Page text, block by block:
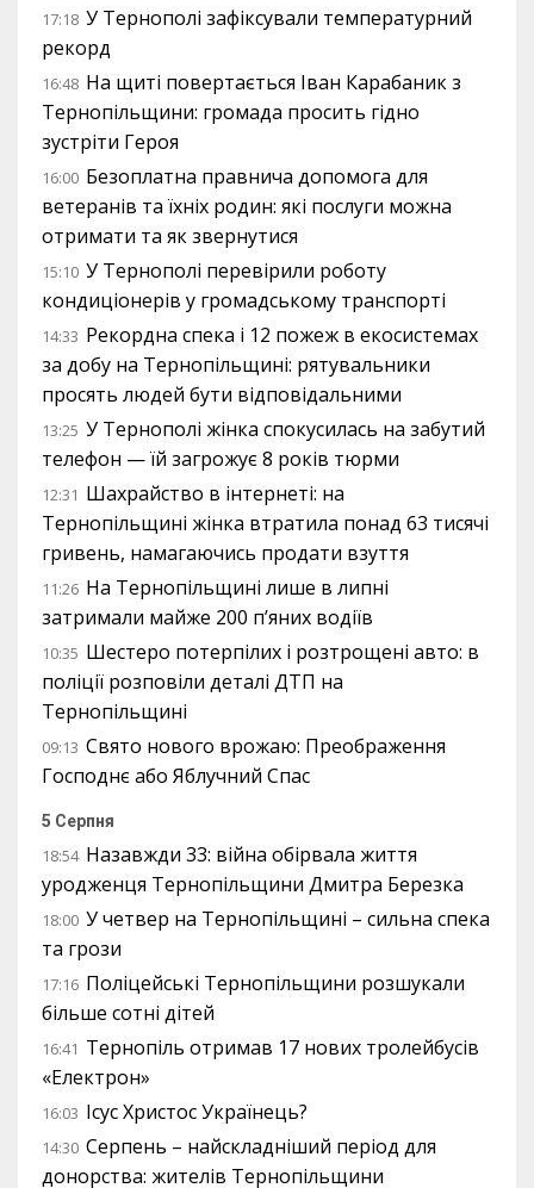
17:18 У Тернополі зафіксували температурний
рекорд
16:48 На щиті повертається Іван Карабаник з
Тернопільщини: громада просить гідно
зустріти Героя
16:00 Безоплатна правнича допомога для
ветеранів та їхніх родин: які послуги можна
отримати та як звернутися
15:10 У Тернополі перевірили роботу
кондиціонерів у громадському транспорті
14:33 Рекордна спека і 12 пожеж в екосистемах
за добу на Тернопільщині: рятувальники
просять людей бути відповідальними
13:25 У Тернополі жінка спокусилась на забутий
телефон — їй загрожує 8 років тюрми
12:31 Шахрайство в інтернеті: на
Тернопільщині жінка втратила понад 63 тисячі
гривень, намагаючись продати взуття
11:26 На Тернопільщині лише в липні
затримали майже 200 п’яних водіїв
10:35 Шестеро потерпілих і розтрощені авто: в
поліції розповіли деталі ДТП на
Тернопільщині
09:13 Свято нового врожаю: Преображення
Господнє або Яблучний Спас
5 Серпня
18:54 Назавжди 33: війна обірвала життя
уродженця Тернопільщини Дмитра Березка
18:00 У четвер на Тернопільщині – сильна спека
та грози
17:16 Поліцейські Тернопільщини розшукали
більше сотні дітей
16:41 Тернопіль отримав 17 нових тролейбусів
«Електрон»
16:03 Ісус Христос Українець?
14:30 Серпень – найскладніший період для
донорства: жителів Тернопільщини